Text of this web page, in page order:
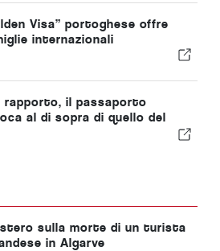
Visa” portoghese offre
internazionali
rapporto, il passaporto
al di sopra di quello del
Stati Uniti
sulla morte di un turista
in Algarve